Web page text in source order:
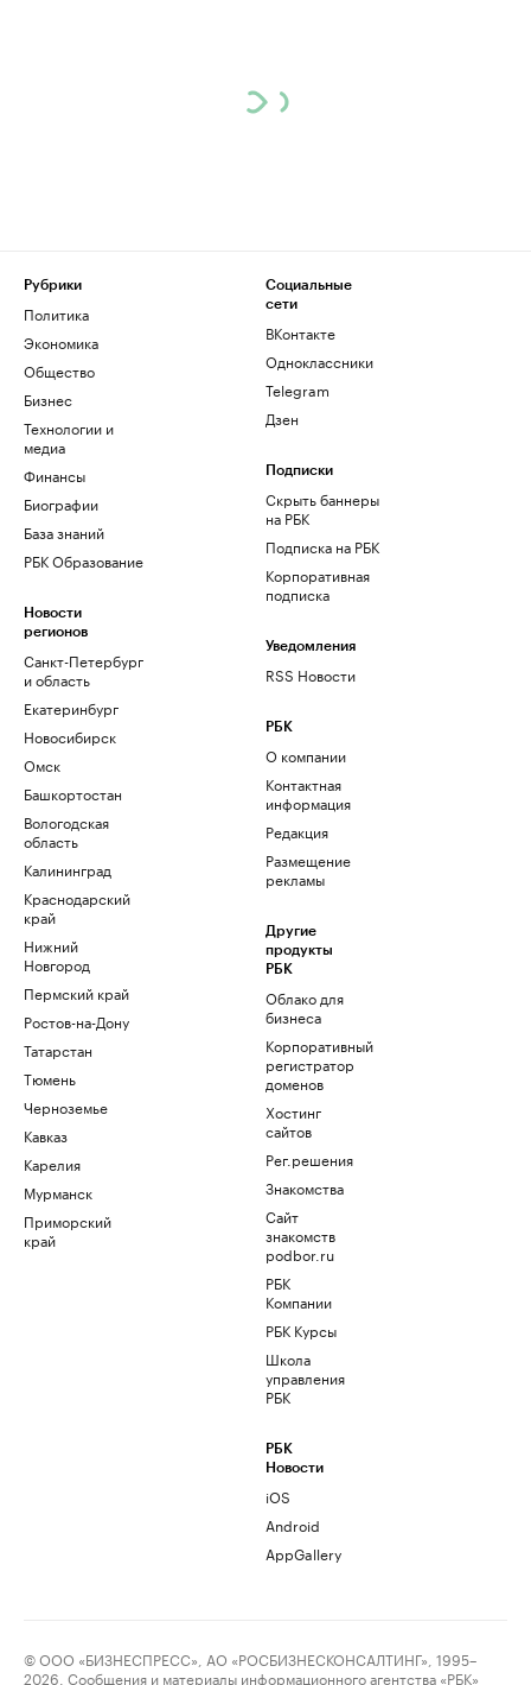
Рубрики
Политика
Экономика
Общество
Бизнес
Технологии и
медиа
Финансы
Биографии
База знаний
РБК Образование
Новости
регионов
Санкт-Петербург
и область
Екатеринбург
Новосибирск
Омск
Башкортостан
Вологодская
область
Калининград
Краснодарский
край
Нижний
Новгород
Пермский край
Ростов-на-Дону
Татарстан
Тюмень
Черноземье
Кавказ
Карелия
Мурманск
Приморский
край
Социальные
сети
ВКонтакте
Одноклассники
Telegram
Дзен
Подписки
Скрыть баннеры
на РБК
Подписка на РБК
Корпоративная
подписка
Уведомления
RSS Новости
РБК
О компании
Контактная
информация
Редакция
Размещение
рекламы
Другие
продукты
РБК
Облако для
бизнеса
Корпоративный
регистратор
доменов
Хостинг
сайтов
Рег.решения
Знакомства
Сайт
знакомств
podbor.ru
РБК
Компании
РБК Курсы
Школа
управления
РБК
РБК
Новости
iOS
Android
AppGallery
© ООО «БИЗНЕСПРЕСС», АО «РОСБИЗНЕСКОНСАЛТИНГ», 1995–
2026. Сообщения и материалы информационного агентства «РБК»